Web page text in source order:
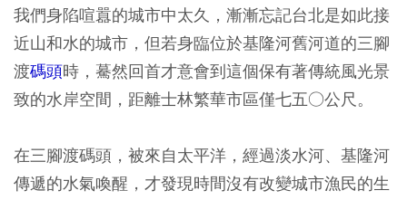
我們身陷喧囂的城市中太久，漸漸忘記台北是如此接
近山和水的城市，但若身臨位於基隆河舊河道的三腳
渡碼頭時，驀然回首才意會到這個保有著傳統風光景
致的水岸空間，距離士林繁華市區僅七五○公尺。
在三腳渡碼頭，被來自太平洋，經過淡水河、基隆河
傳遞的水氣喚醒，才發現時間沒有改變城市漁民的生